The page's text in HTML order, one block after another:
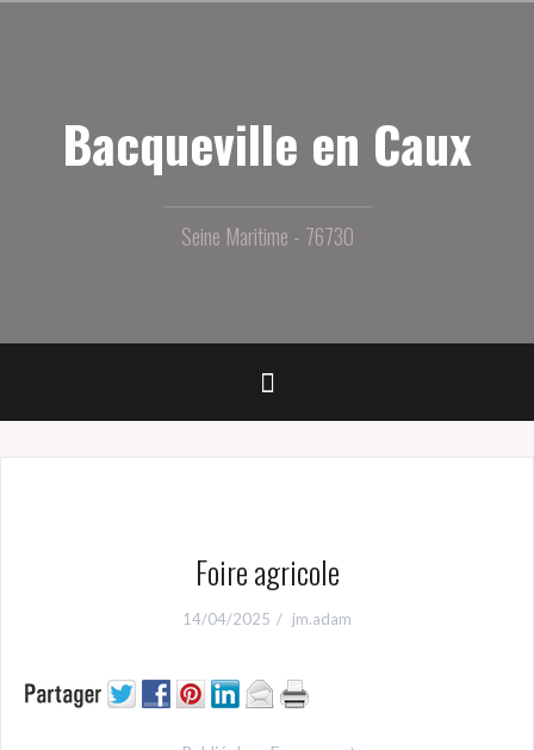
Bacqueville en Caux
Seine Maritime - 76730
Foire agricole
14/04/2025 jm.adam